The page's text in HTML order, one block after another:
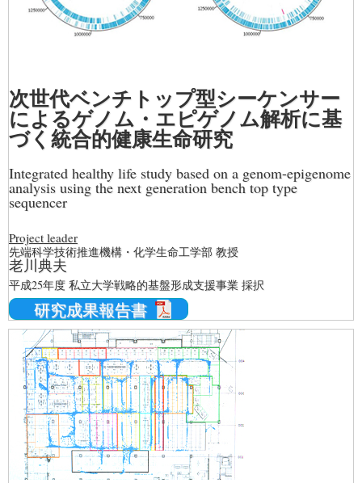
次世代ベンチトップ型シーケンサー
によるゲノム・エピゲノム解析に基
づく統合的健康生命研究
Integrated healthy life study based on a genom-epigenome
analysis using the next generation bench top type
sequencer
Project leader
先端科学技術推進機構・化学生命工学部 教授
老川典夫
平成25年度 私立大学戦略的基盤形成支援事業 採択
研究成果報告書